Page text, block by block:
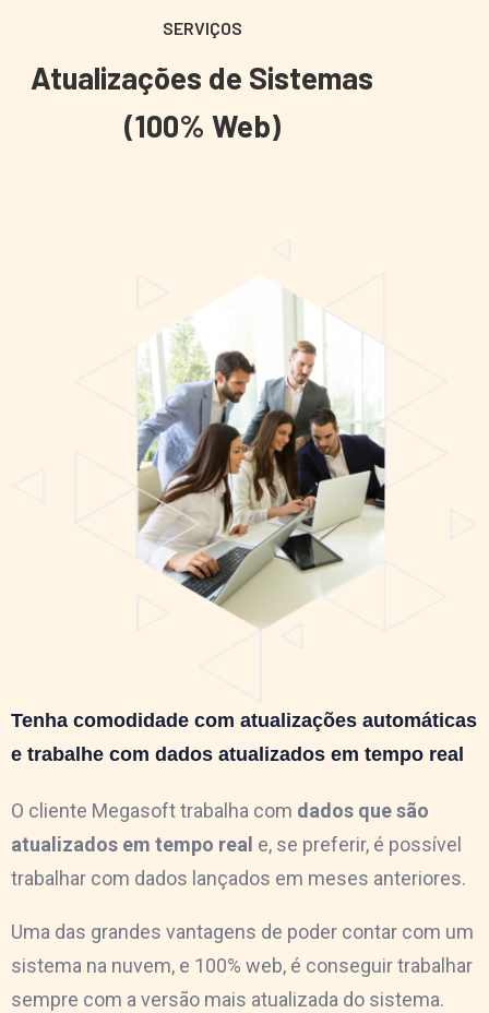
SERVIÇOS
Atualizações de Sistemas
(100% Web)
Tenha comodidade com atualizações automáticas
e trabalhe com dados atualizados em tempo real
O cliente Megasoft trabalha com dados que são
atualizados em tempo real e, se preferir, é possível
trabalhar com dados lançados em meses anteriores.
Uma das grandes vantagens de poder contar com um
sistema na nuvem, e 100% web, é conseguir trabalhar
sempre com a versão mais atualizada do sistema.